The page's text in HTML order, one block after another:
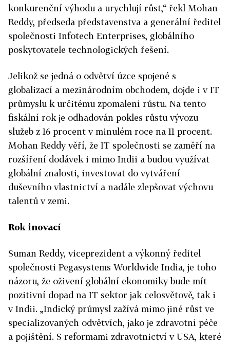
konkurenční výhodu a urychlují růst,“ řekl Mohan
Reddy, předseda představenstva a generální ředitel
společnosti Infotech Enterprises, globálního
poskytovatele technologických řešení.
Jelikož se jedná o odvětví úzce spojené s
globalizací a mezinárodním obchodem, dojde i v IT
průmyslu k určitému zpomalení růstu. Na tento
fiskální rok je odhadován pokles růstu vývozu
služeb z 16 procent v minulém roce na 11 procent.
Mohan Reddy věří, že IT společnosti se zaměří na
rozšíření dodávek i mimo Indii a budou využívat
globální znalosti, investovat do vytváření
duševního vlastnictví a nadále zlepšovat výchovu
talentů v zemi.
Rok inovací
Suman Reddy, viceprezident a výkonný ředitel
společnosti Pegasystems Worldwide India, je toho
názoru, že oživení globální ekonomiky bude mít
pozitivní dopad na IT sektor jak celosvětově, tak i
v Indii. „Indický průmysl zažívá mimo jiné růst ve
specializovaných odvětvích, jako je zdravotní péče
a pojištění. S reformami zdravotnictví v USA, které